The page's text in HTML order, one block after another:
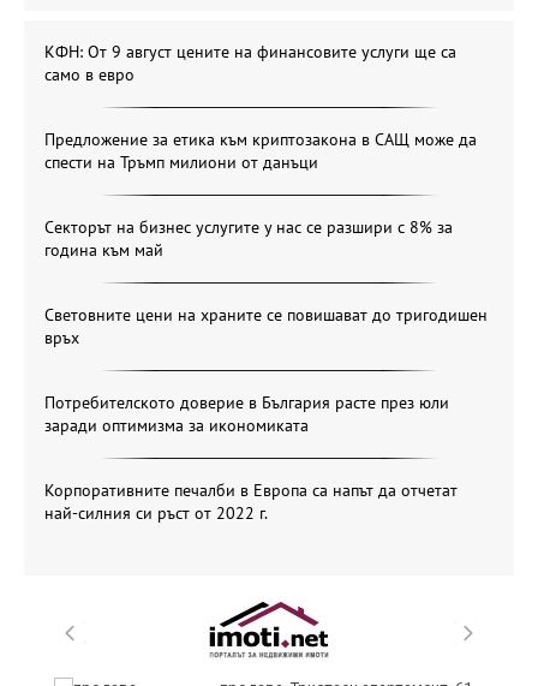
КФН: От 9 август цените на финансовите услуги ще са
само в евро
Предложение за етика към криптозакона в САЩ може да
спести на Тръмп милиони от данъци
Секторът на бизнес услугите у нас се разшири с 8% за
година към май
Световните цени на храните се повишават до тригодишен
връх
Потребителското доверие в България расте през юли
заради оптимизма за икономиката
Корпоративните печалби в Европа са напът да отчетат
най-силния си ръст от 2022 г.